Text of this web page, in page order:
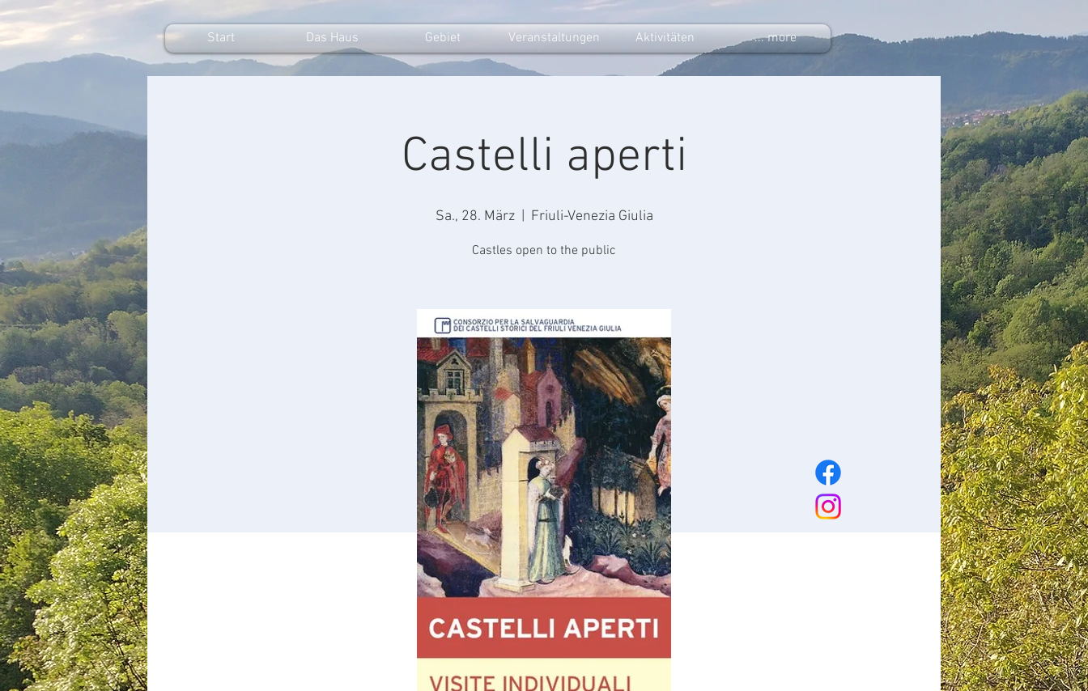
Start Das Haus Gebiet Veranstaltungen Aktivitäten ... more
Castelli aperti
Sa., 28. März
  |
Friuli-Venezia Giulia
Castles open to the public